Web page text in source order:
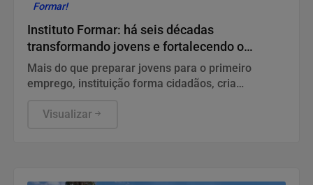
Formar!
Instituto Formar: há seis décadas
transformando jovens e fortalecendo o
mercado de trabalho em Piracicaba
Mais do que preparar jovens para o primeiro
emprego, instituição forma cidadãos, cria
econômico e social da cidade.
Visualizar